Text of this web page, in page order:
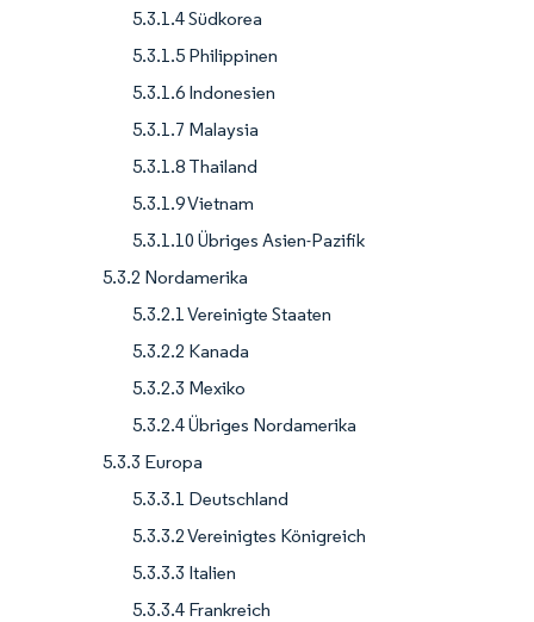
5.3.1.4 Südkorea
5.3.1.5 Philippinen
5.3.1.6 Indonesien
5.3.1.7 Malaysia
5.3.1.8 Thailand
5.3.1.9 Vietnam
5.3.1.10 Übriges Asien-Pazifik
5.3.2 Nordamerika
5.3.2.1 Vereinigte Staaten
5.3.2.2 Kanada
5.3.2.3 Mexiko
5.3.2.4 Übriges Nordamerika
5.3.3 Europa
5.3.3.1 Deutschland
5.3.3.2 Vereinigtes Königreich
5.3.3.3 Italien
5.3.3.4 Frankreich